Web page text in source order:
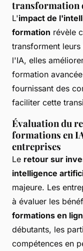
transformation
L'impact de
formation révèle
transforment
l'IA, elles
formation
fournissant des
faciliter cette
Évaluation du
formations en
entreprises
Le retour sur
intelligence
majeure. Les
à évaluer les
formations en
débutants, les
compétences en